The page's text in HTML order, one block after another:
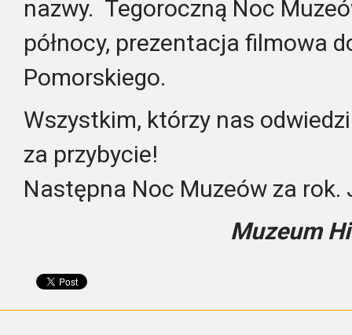
nazwy. Tegoroczną Noc
północy, prezentacja filmowa
Pomorskiego.
Wszystkim, którzy nas
za przybycie!
Następna Noc Muzeów za
Muzeum